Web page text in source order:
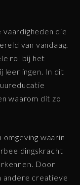
die
van vandaag.
rol bij het
leerlingen. In dit
waarom dit zo
waarin
Door
andere creatieve